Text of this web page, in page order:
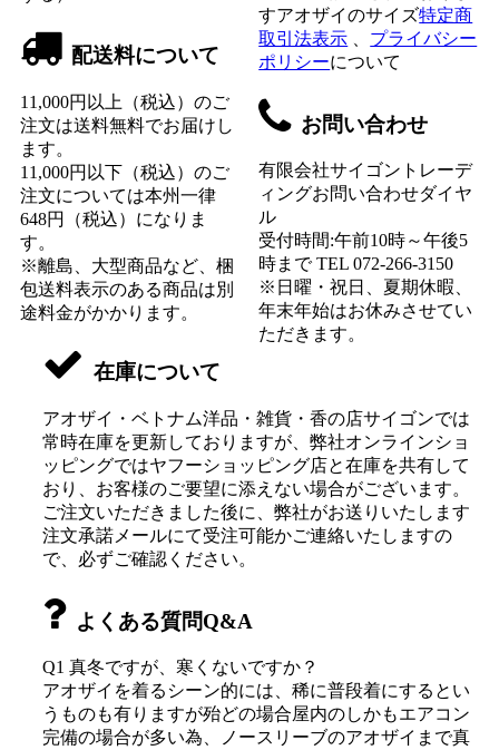
配送料について
11,000円以上（税込）のご
注文は送料無料でお届けし
ます。
11,000円以下（税込）のご
注文については本州一律
648円（税込）になりま
す。
※離島、大型商品など、梱
包送料表示のある商品は別
途料金がかかります。
すアオザイのサイズ特定商
取引法表示
プライバシー
ポリシーについて
お問い合わせ
有限会社サイゴントレーデ
ィングお問い合わせダイヤ
ル
受付時間:午前10時～午後5
時まで TEL 072-266-3150
※日曜・祝日、夏期休暇、
年末年始はお休みさせてい
ただきます。
在庫について
アオザイ・ベトナム洋品・雑貨・香の店サイゴンでは
常時在庫を更新しておりますが、弊社オンラインショ
ッピングではヤフーショッピング店と在庫を共有して
おり、お客様のご要望に添えない場合がございます。
ご注文いただきました後に、弊社がお送りいたします
注文承諾メールにて受注可能かご連絡いたしますの
で、必ずご確認ください。
よくある質問Q&A
Q1 真冬ですが、寒くないですか？
アオザイを着るシーン的には、稀に普段着にするとい
うものも有りますが殆どの場合屋内のしかもエアコン
完備の場合が多い為、ノースリーブのアオザイまで真